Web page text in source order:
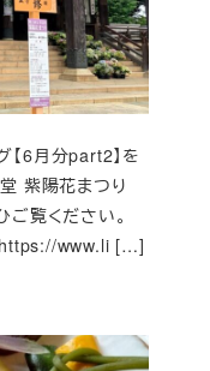
【6月分part2】を
紫陽花まつり
ご覧ください。
https://www.li […]